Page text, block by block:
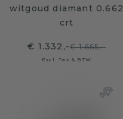
witgoud diamant 0.662
crt
€ 1.332,-€ 1.665,-
Excl. Tax & BTW